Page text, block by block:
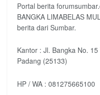
Portal berita
BANGKA LIMABELAS
berita dari Sumbar.
Kantor : Jl. Bangka No.
Padang (25133)
HP / WA : 081275665100